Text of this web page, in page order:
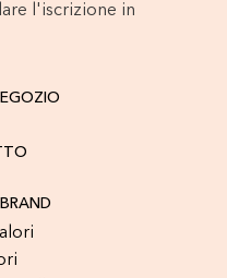
l'iscrizione in